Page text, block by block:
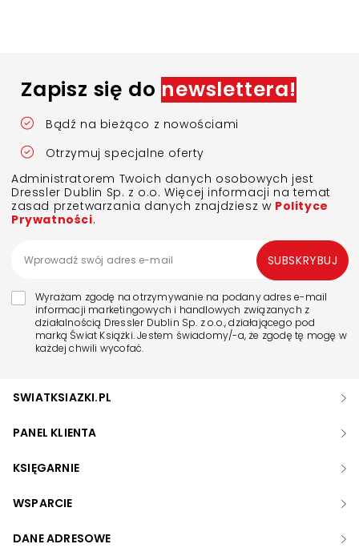
Zapisz się do newslettera!
Bądź na bieżąco z nowościami
Otrzymuj specjalne oferty
Administratorem Twoich danych osobowych jest
Dressler Dublin Sp. z o.o. Więcej informacji na temat
zasad przetwarzania danych znajdziesz w Polityce
Prywatności.
Wyrażam zgodę na otrzymywanie na podany adres e-mail
informacji marketingowych i handlowych związanych z
działalnością Dressler Dublin Sp. z o.o., działającego pod
marką Świat Książki. Jestem świadomy/-a, że zgodę tę mogę w
każdej chwili wycofać.
SUBSKRYBUJ
SWIATKSIAZKI.PL
PANEL KLIENTA
KSIĘGARNIE
WSPARCIE
DANE ADRESOWE